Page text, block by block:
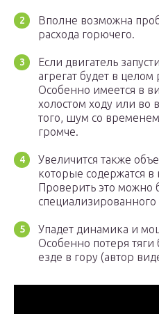
Вполне возможна
расхода горючего.
Если двигатель
агрегат будет в
Особенно имеется в
холостом ходу или во
того, шум со
громче.
Увеличится также
которые содержатся в
Проверить это можно
Упадет динамика и
Особенно потеря тяги
езде в гору (автор